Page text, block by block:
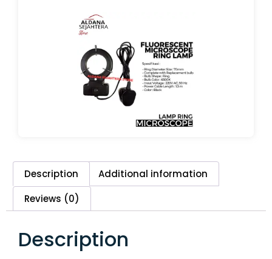
Description
Additional information
Reviews (0)
Description